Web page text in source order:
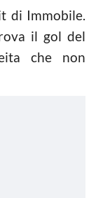
di Immobile.
il gol del
che non